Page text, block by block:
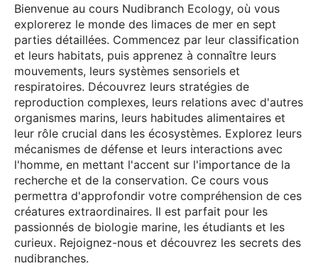
Bienvenue au cours Nudibranch Ecology, où vous
explorerez le monde des limaces de mer en sept
parties détaillées. Commencez par leur classification
et leurs habitats, puis apprenez à connaître leurs
mouvements, leurs systèmes sensoriels et
respiratoires. Découvrez leurs stratégies de
reproduction complexes, leurs relations avec d'autres
organismes marins, leurs habitudes alimentaires et
leur rôle crucial dans les écosystèmes. Explorez leurs
mécanismes de défense et leurs interactions avec
l'homme, en mettant l'accent sur l'importance de la
recherche et de la conservation. Ce cours vous
permettra d'approfondir votre compréhension de ces
créatures extraordinaires. Il est parfait pour les
passionnés de biologie marine, les étudiants et les
curieux. Rejoignez-nous et découvrez les secrets des
nudibranches.